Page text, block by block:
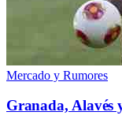
Mercado y Rumores
Granada, Alavés